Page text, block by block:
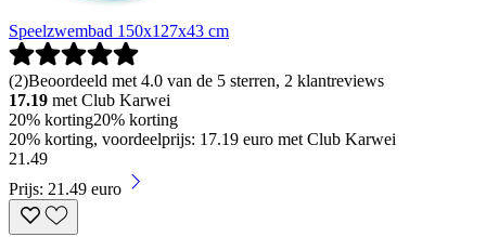
Speelzwembad 150x127x43 cm
(2)Beoordeeld met 4.0 van de 5 sterren, 2 klantreviews
17.19 met Club Karwei
20% korting20% korting
20% korting, voordeelprijs: 17.19 euro met Club Karwei
21 .49
Prijs: 21.49 euro